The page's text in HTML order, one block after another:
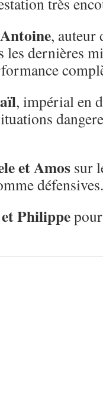
Antoine, auteur
les dernières
, impérial en
et Amos sur
défensives.
Philippe